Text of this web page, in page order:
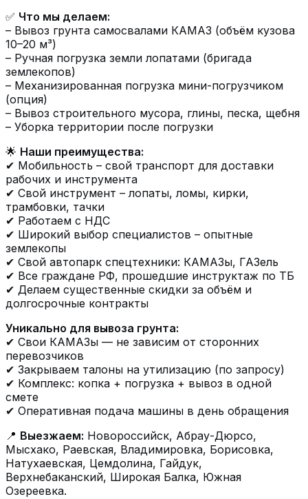
✅ Что мы делаем:
– Вывоз грунта самосвалами КАМАЗ (объём кузова
10–20 м³)
– Ручная погрузка земли лопатами (бригада
землекопов)
– Механизированная погрузка мини-погрузчиком
(опция)
– Вывоз строительного мусора, глины, песка, щебня
– Уборка территории после погрузки
🌟 Наши преимущества:
✔ Мобильность – свой транспорт для доставки
рабочих и инструмента
✔ Свой инструмент – лопаты, ломы, кирки,
трамбовки, тачки
✔ Работаем с НДС
✔ Широкий выбор специалистов – опытные
землекопы
✔ Свой автопарк спецтехники: КАМАЗы, ГАЗель
✔ Все граждане РФ, прошедшие инструктаж по ТБ
✔ Делаем существенные скидки за объём и
долгосрочные контракты
Уникально для вывоза грунта:
✔ Свои КАМАЗы — не зависим от сторонних
перевозчиков
✔ Закрываем талоны на утилизацию (по запросу)
✔ Комплекс: копка + погрузка + вывоз в одной
смете
✔ Оперативная подача машины в день обращения
📍 Выезжаем: Новороссийск, Абрау-Дюрсо,
Мысхако, Раевская, Владимировка, Борисовка,
Натухаевская, Цемдолина, Гайдук,
Верхнебаканский, Широкая Балка, Южная
Озереевка.